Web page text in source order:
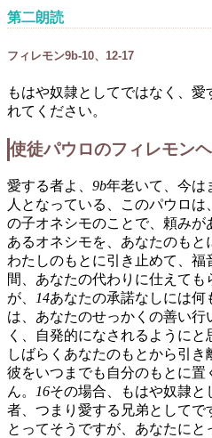
第二朗読
フィレモン9b-10、12-17
もはや奴隷としてではなく、
れてください。
使徒パウロのフィレモン
愛する者よ、 9b年老いて、今は
人となっている、このパウロは、
の子オネシモのことで、頼みが
あるオネシモを、あなたのもと
わたしのもとに引き止めて、福
間、あなたの代わりに仕えて
が、 14あなたの承諾なしには
は、あなたのせっかくの善い
く、自発的になされるようにと
しばらくあなたのもとから引
彼をいつまでも自分のもとに
ん。 16その場合、もはや奴隷
者、つまり愛する兄弟として
とってそうですが、あなたに